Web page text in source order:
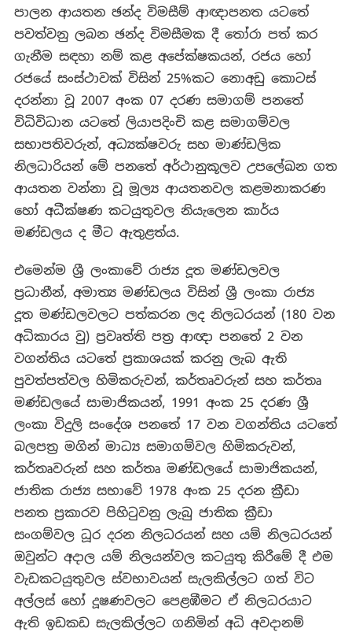
පාලන ආයතන ඡන්ද විමසීම් ආඥාපනත යටතේ
පවත්වනු ලබන ඡන්ද විමසීමක දී තෝරා පත් කර
ගැනීම සඳහා නම් කළ අපේක්ෂකයන්, රජය හෝ
රජයේ සංස්ථාවක් විසින් 25%කට නොඅඩු කොටස්
දරන්නා වූ 2007 අංක 07 දරණ සමාගම් පනතේ
විධිවිධාන යටතේ ලියාපදිංචි කළ සමාගම්වල
සභාපතිවරුන්, අධ්‍යක්ෂවරු සහ මාණ්ඩලික
නිලධාරියන් මේ පනතේ අර්ථානුකූලව උපලේඛන ගත
ආයතන වන්නා වූ මූල්‍ය ආයතනවල කළමනාකරණ
හෝ අධීක්ෂණ කටයුතුවල නියැලෙන කාර්ය
මණ්ඩලය ද මීට ඇතුළත්ය.
එමෙන්ම ශ්‍රී ලංකාවේ රාජ්‍ය දූත මණ්ඩලවල
ප්‍රධානීන්, අමාත්‍ය මණ්ඩලය විසින් ශ්‍රී ලංකා රාජ්‍ය
දූත මණ්ඩලවලට පත්කරන ලද නිලධරයන් (180 වන
අධිකාරය වු) ප්‍රවෘත්ති පත්‍ර ආඥා පනතේ 2 වන
වගන්තිය යටතේ ප්‍රකාශයක් කරනු ලැබ ඇති
පුවත්පත්වල හිමිකරුවන්, කර්තෘවරුන් සහ කර්තෘ
මණ්ඩලයේ සාමාජිකයන්, 1991 අංක 25 දරණ ශ්‍රී
ලංකා විදුලි සංදේශ පනතේ 17 වන වගන්තිය යටතේ
බලපත්‍ර මගින් මාධ්‍ය සමාගම්වල හිමිකරුවන්,
කර්තෘවරුන් සහ කර්තෘ මණ්ඩලයේ සාමාජිකයන්,
ජාතික රාජ්‍ය සභාවේ 1978 අංක 25 දරන ක්‍රීඩා
පනත ප්‍රකාරව පිහිටුවනු ලැබු ජාතික ක්‍රීඩා
සංගම්වල ධූර දරන නිලධරයන් සහ යම් නිලධරයන්
ඔවුන්ට අදාල යම් නිලයන්වල කටයුතු කිරීමේ දී එම
වැඩකටයුතුවල ස්වභාවයන් සැලකිල්ලට ගත් විට
අල්ලස් හෝ දූෂණවලට පෙළඹීමට ඒ නිලධරයාට
ඇති ඉඩකඩ සැලකිල්ලට ගනිමින් අධි අවදානම්